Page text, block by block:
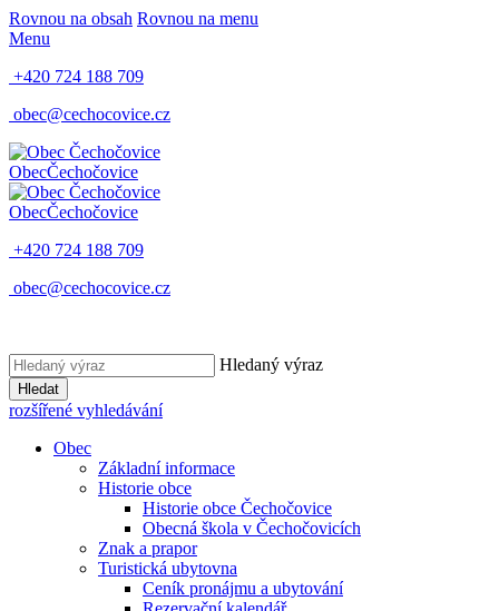
Rovnou na obsah Rovnou na menu
Menu
+420 724 188 709
obec@cechocovice.cz
ObecČechočovice
ObecČechočovice
+420 724 188 709
obec@cechocovice.cz
Hledaný výraz
Hledat
rozšířené vyhledávání
Obec
Základní informace
Historie obce
Historie obce Čechočovice
Obecná škola v Čechočovicích
Znak a prapor
Turistická ubytovna
Ceník pronájmu a ubytování